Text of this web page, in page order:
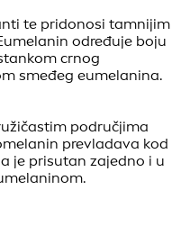
te pridonosi tamnijim
određuje boju
crnog
smeđeg eumelanina.
područjima
prevladava kod
je prisutan zajedno i u